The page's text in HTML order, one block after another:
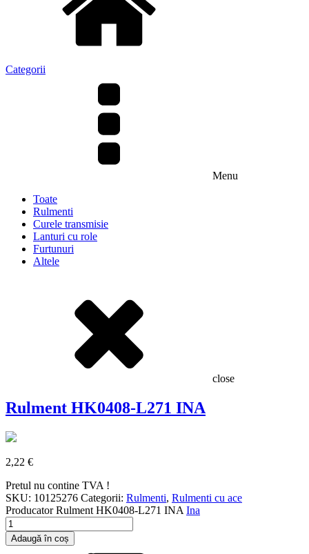
Categorii
Menu
Toate
Rulmenti
Curele transmisie
Lanturi cu role
Furtunuri
Altele
close
Rulment HK0408-L271 INA
2,22 €
Pretul nu contine TVA !
SKU: 10125276 Categorii: Rulmenti, Rulmenti cu ace
ProducatorRulment HK0408-L271 INA Ina
Cantitate
Rulment
HK0408-
Adaugă în coș